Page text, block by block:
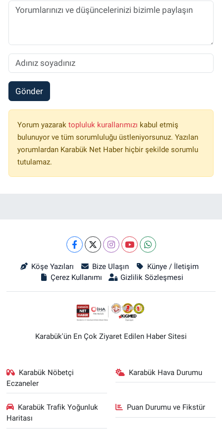
Gönder
Yorum yazarak topluluk kurallarımızı kabul etmiş
bulunuyor ve tüm sorumluluğu üstleniyorsunuz. Yazılan
yorumlardan Karabük Net Haber hiçbir şekilde sorumlu
tutulamaz.
Köşe Yazıları Bize Ulaşın
Künye / İletişim
Çerez Kullanımı
Gizlilik Sözleşmesi
Karabük'ün En Çok Ziyaret Edilen Haber Sitesi
Karabük Nöbetçi
Eczaneler
Karabük Hava Durumu
Karabük Trafik Yoğunluk
Haritası
Puan Durumu ve Fikstür